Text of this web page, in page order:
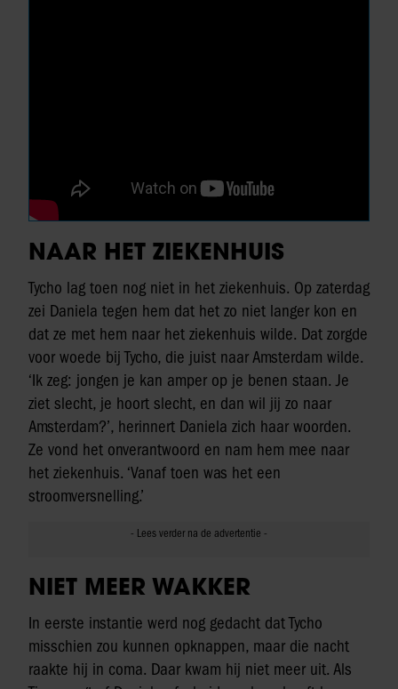
NAAR HET ZIEKENHUIS
Tycho lag toen nog niet in het ziekenhuis. Op zaterdag
zei Daniela tegen hem dat het zo niet langer kon en
dat ze met hem naar het ziekenhuis wilde. Dat zorgde
voor woede bij Tycho, die juist naar Amsterdam wilde.
‘Ik zeg: jongen je kan amper op je benen staan. Je
ziet slecht, je hoort slecht, en dan wil jij zo naar
Amsterdam?’, herinnert Daniela zich haar woorden.
Ze vond het onverantwoord en nam hem mee naar
het ziekenhuis. ‘Vanaf toen was het een
stroomversnelling.’
NIET MEER WAKKER
In eerste instantie werd nog gedacht dat Tycho
misschien zou kunnen opknappen, maar die nacht
raakte hij in coma. Daar kwam hij niet meer uit. Als